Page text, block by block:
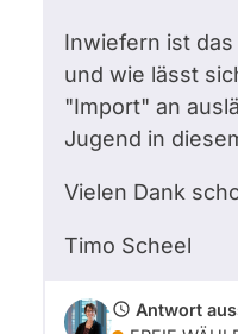
Inwiefern ist
und wie lässt
"Import" an
Jugend in
Vielen Dank
Timo Scheel
Antwort